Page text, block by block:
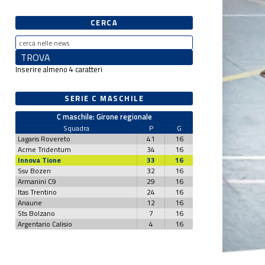
CERCA
Inserire almeno 4 caratteri
SERIE C MASCHILE
C maschile: Girone regionale
Squadra P
G
Lagaris Rovereto
41
16
Acme Tridentum
34
16
Innova Tione
33
16
Ssv Bozen
32
16
Armanini C9
29
16
Itas Trentino
24
16
Anaune
12
16
Sts Bolzano
7
16
Argentario Calisio
4 16